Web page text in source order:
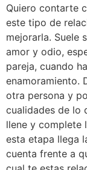
Quiero contarte
este tipo de
mejorarla. Suele
amor y odio,
pareja, cuando
enamoramiento.
otra persona y
cualidades de lo
llene y complete
esta etapa llega
cuenta frente a